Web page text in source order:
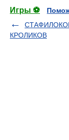
Игры ⚽
КРОЛИКОВ